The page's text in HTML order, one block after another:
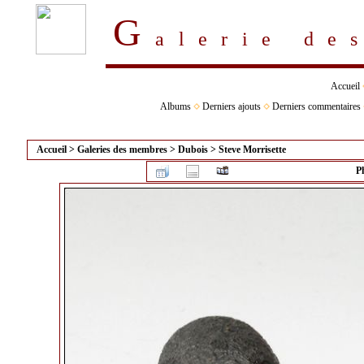
Galerie
Accueil
Albums
Derniers ajouts Derniers commentaires
Accueil > Galeries des membres > Dubois > Steve Morrisette